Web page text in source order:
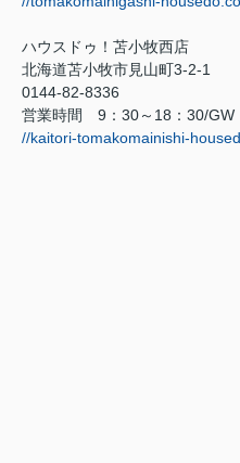
ハウスドゥ！苫小牧西店
北海道苫小牧市見山町3-2-1
0144-82-8336
営業時間 9 ： 30～ 18 ： 30/GW
//kaitori-tomakomainishi-